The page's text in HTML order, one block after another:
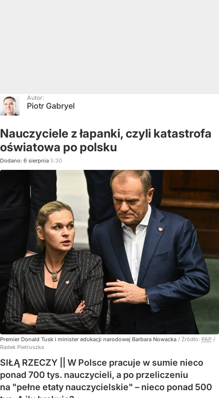
Autor:
Piotr Gabryel
Nauczyciele z łapanki, czyli katastrofa
oświatowa po polsku
Dodano: 6 sierpnia 5:30
Premier Donald Tusk i minister edukacji narodowej Barbara Nowacka / Źródło: PAP /
Radek Pietruszka
SIŁĄ RZECZY || W Polsce pracuje w sumie nieco
ponad 700 tys. nauczycieli, a po przeliczeniu
na "pełne etaty nauczycielskie" – nieco ponad 500